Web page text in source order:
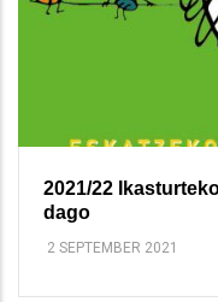
2021/22
dago
2 SEPTEMBER 2021